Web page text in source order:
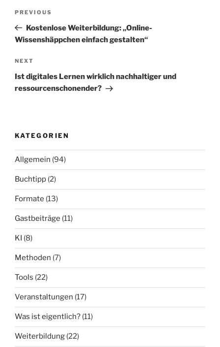
Previous
Post
PREVIOUS
Kostenlose Weiterbildung: „Online-
Wissenshäppchen einfach gestalten“
Next
Post
NEXT
Ist digitales Lernen wirklich nachhaltiger und
ressourcenschonender?
KATEGORIEN
Allgemein (94)
Buchtipp (2)
Formate (13)
Gastbeiträge (11)
KI (8)
Methoden (7)
Tools (22)
Veranstaltungen (17)
Was ist eigentlich? (11)
Weiterbildung (22)